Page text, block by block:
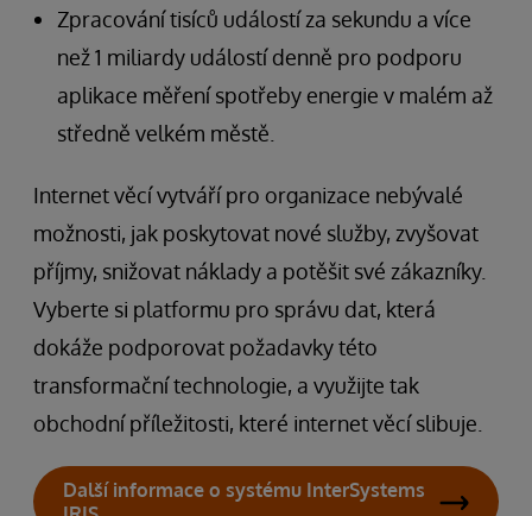
Zpracování tisíců událostí za sekundu a více
než 1 miliardy událostí denně pro podporu
aplikace měření spotřeby energie v malém až
středně velkém městě.
Internet věcí vytváří pro organizace nebývalé
možnosti, jak poskytovat nové služby, zvyšovat
příjmy, snižovat náklady a potěšit své zákazníky.
Vyberte si platformu pro správu dat, která
dokáže podporovat požadavky této
transformační technologie, a využijte tak
obchodní příležitosti, které internet věcí slibuje.
Další informace o systému InterSystems